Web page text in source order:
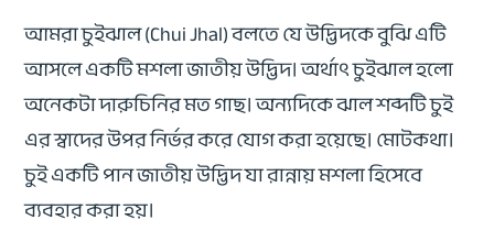
আমরা চুইঝাল (Chui Jhal) বলতে যে উদ্ভিদকে বুঝি এটি
আসলে একটি মশলা জাতীয় উদ্ভিদ। অর্থাৎ চুইঝাল হলো
অনেকটা দারুচিনির মত গাছ। অন্যদিকে ঝাল শব্দটি চুই
এর স্বাদের উপর নির্ভর করে যোগ করা হয়েছে। মোটকথা।
চুই একটি পান জাতীয় উদ্ভিদ যা রান্নায় মশলা হিসেবে
ব্যবহার করা হয়।